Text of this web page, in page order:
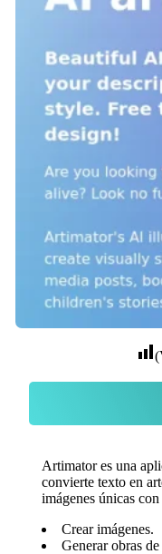
Artimator es una
convierte texto en
imágenes únicas
Crear imágenes.
Generar obras de